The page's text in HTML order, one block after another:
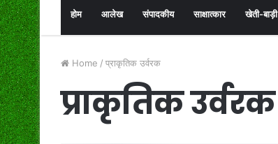
होम आलेख संपादकीय साक्षात्कार खेती-बाड़ी
Home / प्राकृतिक उर्वरक
प्राकृतिक उर्वरक